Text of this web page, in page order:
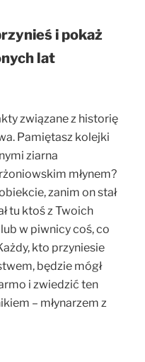
i pokaż
lat
związane z historię
Pamiętasz kolejki
ziarna
młynem?
zanim on stał
tu ktoś z Twoich
w piwnicy coś, co
kto przyniesie
będzie mógł
i zwiedzić ten
– młynarzem z